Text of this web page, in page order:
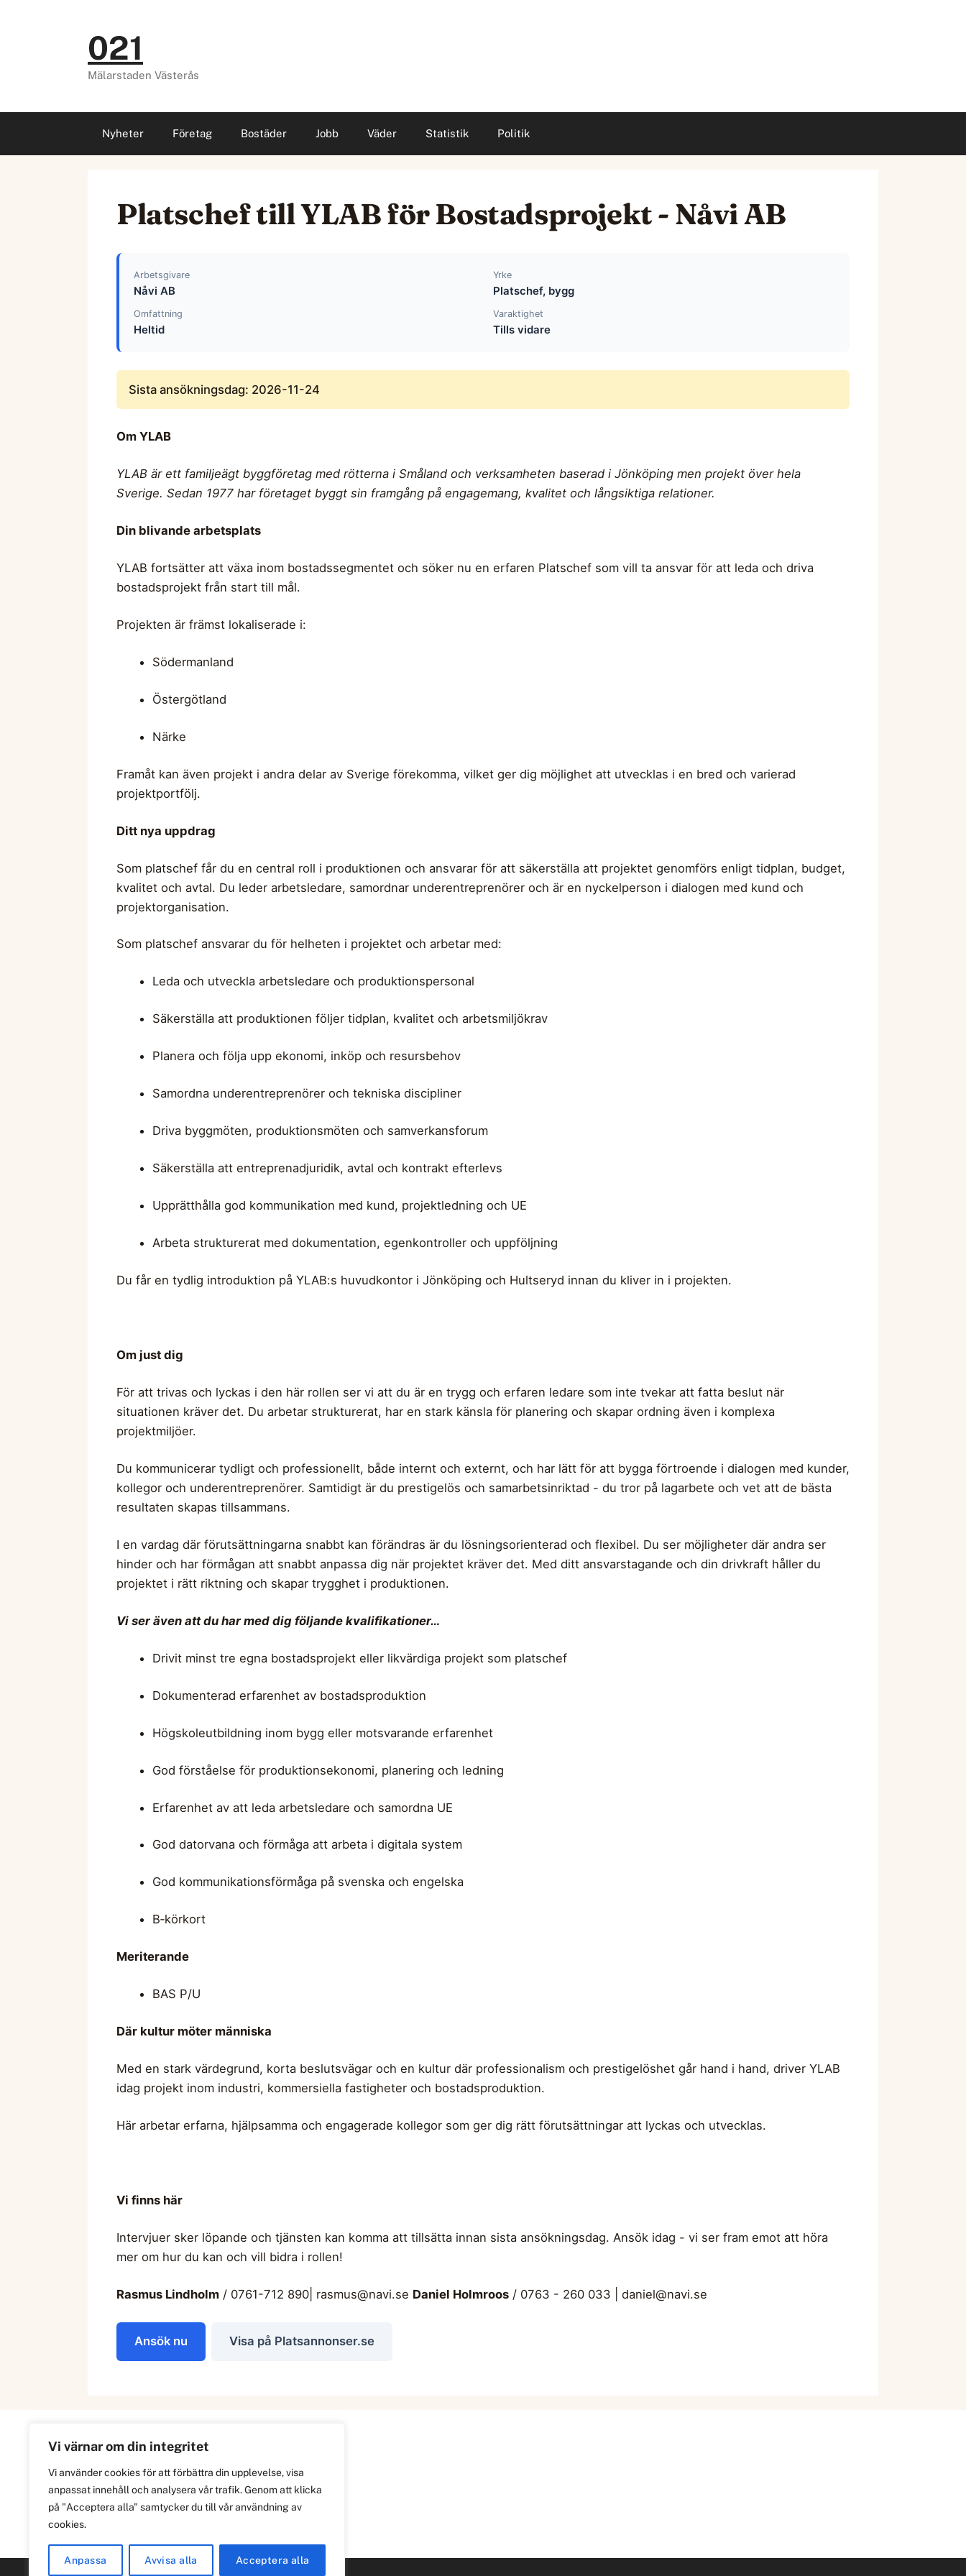
Vi värnar om din integritet
Vi använder cookies för att förbättra din upplevelse, visa
anpassat innehåll och analysera vår trafik. Genom att klicka
på "Acceptera alla" samtycker du till vår användning av
cookies.
Anpassa Avvisa alla Acceptera alla
021
Mälarstaden Västerås
Nyheter Företag Bostäder Jobb Väder Statistik Politik
Platschef till YLAB för Bostadsprojekt - Nåvi AB
Arbetsgivare
Nåvi AB
Yrke
Platschef, bygg
Omfattning
Heltid
Varaktighet
Tills vidare
Sista ansökningsdag: 2026-11-24
Om YLAB
YLAB är ett familjeägt byggföretag med rötterna i Småland och verksamheten baserad i Jönköping men projekt över hela
Sverige. Sedan 1977 har företaget byggt sin framgång på engagemang, kvalitet och långsiktiga relationer.
Din blivande arbetsplats
YLAB fortsätter att växa inom bostadssegmentet och söker nu en erfaren Platschef som vill ta ansvar för att leda och driva
bostadsprojekt från start till mål.
Projekten är främst lokaliserade i:
Södermanland
Östergötland
Närke
Framåt kan även projekt i andra delar av Sverige förekomma, vilket ger dig möjlighet att utvecklas i en bred och varierad
projektportfölj.
Ditt nya uppdrag
Som platschef får du en central roll i produktionen och ansvarar för att säkerställa att projektet genomförs enligt tidplan, budget,
kvalitet och avtal. Du leder arbetsledare, samordnar underentreprenörer och är en nyckelperson i dialogen med kund och
projektorganisation.
Som platschef ansvarar du för helheten i projektet och arbetar med:
Leda och utveckla arbetsledare och produktionspersonal
Säkerställa att produktionen följer tidplan, kvalitet och arbetsmiljökrav
Planera och följa upp ekonomi, inköp och resursbehov
Samordna underentreprenörer och tekniska discipliner
Driva byggmöten, produktionsmöten och samverkansforum
Säkerställa att entreprenadjuridik, avtal och kontrakt efterlevs
Upprätthålla god kommunikation med kund, projektledning och UE
Arbeta strukturerat med dokumentation, egenkontroller och uppföljning
Du får en tydlig introduktion på YLAB:s huvudkontor i Jönköping och Hultseryd innan du kliver in i projekten.
Om just dig
För att trivas och lyckas i den här rollen ser vi att du är en trygg och erfaren ledare som inte tvekar att fatta beslut när
situationen kräver det. Du arbetar strukturerat, har en stark känsla för planering och skapar ordning även i komplexa
projektmiljöer.
Du kommunicerar tydligt och professionellt, både internt och externt, och har lätt för att bygga förtroende i dialogen med kunder,
kollegor och underentreprenörer. Samtidigt är du prestigelös och samarbetsinriktad - du tror på lagarbete och vet att de bästa
resultaten skapas tillsammans.
I en vardag där förutsättningarna snabbt kan förändras är du lösningsorienterad och flexibel. Du ser möjligheter där andra ser
hinder och har förmågan att snabbt anpassa dig när projektet kräver det. Med ditt ansvarstagande och din drivkraft håller du
projektet i rätt riktning och skapar trygghet i produktionen.
Vi ser även att du har med dig följande kvalifikationer…
Drivit minst tre egna bostadsprojekt eller likvärdiga projekt som platschef
Dokumenterad erfarenhet av bostadsproduktion
Högskoleutbildning inom bygg eller motsvarande erfarenhet
God förståelse för produktionsekonomi, planering och ledning
Erfarenhet av att leda arbetsledare och samordna UE
God datorvana och förmåga att arbeta i digitala system
God kommunikationsförmåga på svenska och engelska
B‑körkort
Meriterande
BAS P/U
Där kultur möter människa
Med en stark värdegrund, korta beslutsvägar och en kultur där professionalism och prestigelöshet går hand i hand, driver YLAB
idag projekt inom industri, kommersiella fastigheter och bostadsproduktion.
Här arbetar erfarna, hjälpsamma och engagerade kollegor som ger dig rätt förutsättningar att lyckas och utvecklas.
Vi finns här
Intervjuer sker löpande och tjänsten kan komma att tillsätta innan sista ansökningsdag. Ansök idag - vi ser fram emot att höra
mer om hur du kan och vill bidra i rollen!
Rasmus Lindholm / 0761-712 890| rasmus@navi.se Daniel Holmroos / 0763 - 260 033 | daniel@navi.se
Ansök nu Visa på Platsannonser.se
Information
Om
Integritetspolicy